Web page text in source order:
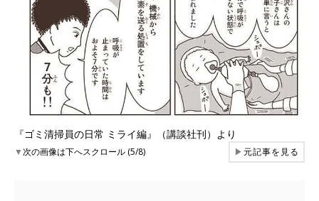
『ゴミ清掃員の日常 ミライ編』（講談社刊）より
▼次の画像は下へスクロール (5/8) ▶元記事を見る